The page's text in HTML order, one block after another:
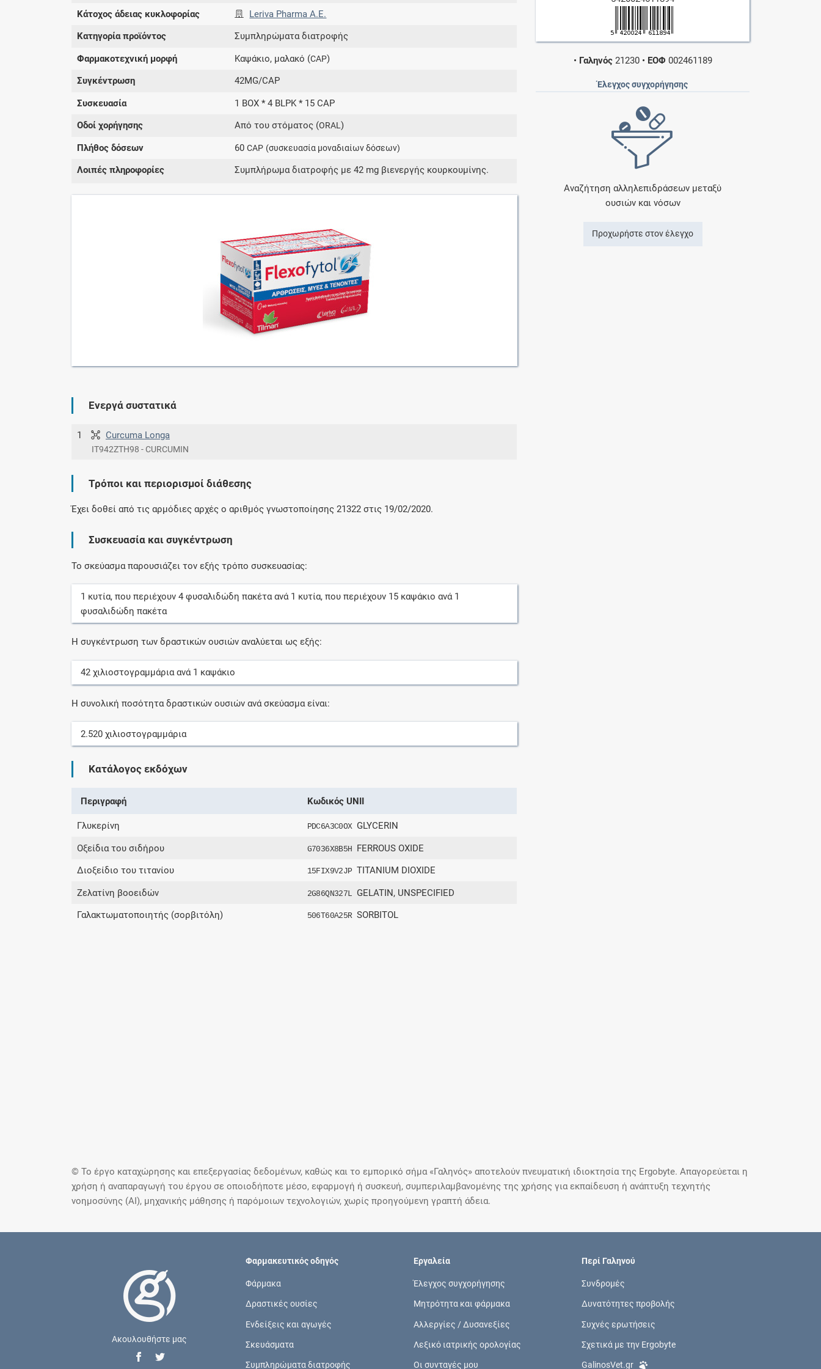
Μάθετε περισσότερα για τα οφέλη και τις
Ενδείξεις και αγωγές
νόσους, συμπτώματα και ιατρικές πράξεις
Γνωρίζατε ότι...
Μοιραζόμαστε μαζί σας γεγονότα της
πορείας του Galinos.gr από το 2011 μέχρι
σήμερα
Κάτοχος άδειας κυκλοφορίας Leriva Pharma Α.Ε.
Κατηγορία προϊόντος Συμπληρώματα διατροφής
Φαρμακοτεχνική μορφή Καψάκιο, μαλακό (CAP)
Συγκέντρωση 42MG/CAP
Συσκευασία 1 BOX * 4 BLPK * 15 CAP
Οδοί χορήγησης Από του στόματος (ORAL)
Πλήθος δόσεων 60CAP (συσκευασία μοναδιαίων δόσεων)
Λοιπές πληροφορίες Συμπλήρωμα διατροφής με 42 mg βιενεργής κουρκουμίνης.
• Γαληνός21230 • ΕΟΦ 002461189
Έλεγχος συγχορήγησης
Αναζήτηση αλληλεπιδράσεων μεταξύ
ουσιών και νόσων
Προχωρήστε στον έλεγχο
Ενεργά συστατικά
1 Curcuma Longa
IT942ZTH98 - CURCUMIN
Τρόποι και περιορισμοί διάθεσης
Έχει δοθεί από τις αρμόδιες αρχές ο αριθμός γνωστοποίησης 21322 στις 19/02/2020.
Συσκευασία και συγκέντρωση
Το σκεύασμα παρουσιάζει τον εξής τρόπο συσκευασίας:
1 κυτία, που περιέχουν4 φυσαλιδώδη πακέταανά 1 κυτία, που περιέχουν 15 καψάκιο ανά 1
φυσαλιδώδη πακέτα
Η συγκέντρωση των δραστικών ουσιών αναλύεται ως εξής:
42 χιλιοστογραμμάριαανά 1 καψάκιο
Η συνολική ποσότητα δραστικών ουσιών ανά σκεύασμα είναι:
2.520 χιλιοστογραμμάρια
Κατάλογος εκδόχων
Περιγραφή Κωδικός UNII
Γλυκερίνη PDC6A3C0OX GLYCERIN
Οξείδια του σιδήρου G7036X8B5H FERROUS OXIDE
Διοξείδιο του τιτανίου 15FIX9V2JP TITANIUM DIOXIDE
Ζελατίνη βοοειδών 2G86QN327L GELATIN, UNSPECIFIED
Γαλακτωματοποιητής (σορβιτόλη) 506T60A25R SORBITOL
© Το έργο καταχώρησης και επεξεργασίας δεδομένων, καθώς και το εμπορικό σήμα «Γαληνός» αποτελούν πνευματική ιδιοκτησία της Ergobyte. Απαγορεύεται η
χρήση ή αναπαραγωγή του έργου σε οποιοδήποτε μέσο, εφαρμογή ή συσκευή, συμπεριλαμβανομένης της χρήσης για εκπαίδευση ή ανάπτυξη τεχνητής
νοημοσύνης (AI), μηχανικής μάθησης ή παρόμοιων τεχνολογιών, χωρίς προηγούμενη γραπτή άδεια.
Ακουλουθήστε μας
Φαρμακευτικός οδηγός
Φάρμακα
Δραστικές ουσίες
Ενδείξεις και αγωγές
Σκευάσματα
Συμπληρώματα διατροφής
Εργαλεία
Έλεγχος συγχορήγησης
Μητρότητα και φάρμακα
Αλλεργίες / Δυσανεξίες
Λεξικό ιατρικής ορολογίας
Οι συνταγές μου
Περί Γαληνού
Συνδρομές
Δυνατότητες προβολής
Συχνές ερωτήσεις
Σχετικά με την Ergobyte
GalinosVet.gr